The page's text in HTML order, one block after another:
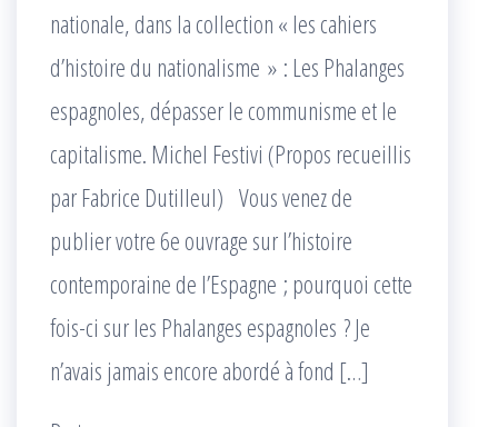
nationale, dans la collection « les cahiers
d’histoire du nationalisme » : Les Phalanges
espagnoles, dépasser le communisme et le
capitalisme. Michel Festivi (Propos recueillis
par Fabrice Dutilleul) Vous venez de
publier votre 6e ouvrage sur l’histoire
contemporaine de l’Espagne ; pourquoi cette
fois-ci sur les Phalanges espagnoles ? Je
n’avais jamais encore abordé à fond […]